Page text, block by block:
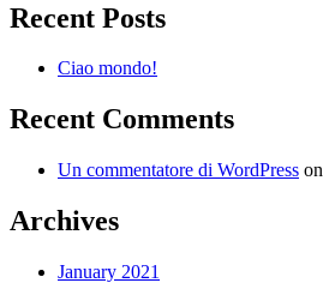
Recent Posts
Ciao mondo!
Recent Comments
Un commentatore di WordPress on
Archives
January 2021